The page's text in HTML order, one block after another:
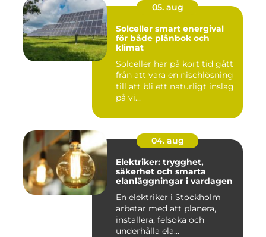
05. aug
Solceller smart energival
för både plånbok och
klimat
Solceller har på kort tid gått
från att vara en nischlösning
till att bli ett naturligt inslag
på vi...
04. aug
Elektriker: trygghet,
säkerhet och smarta
elanläggningar i vardagen
En elektriker i Stockholm
arbetar med att planera,
installera, felsöka och
underhålla ela...